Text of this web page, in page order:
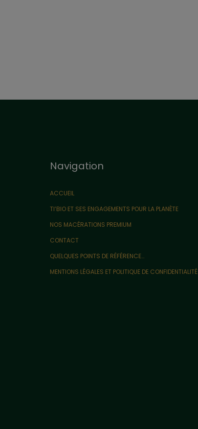
Navigation
ACCUEIL
TI’BIO ET SES ENGAGEMENTS POUR LA PLANÈTE
NOS MACÉRATIONS PREMIUM
CONTACT
QUELQUES POINTS DE RÉFÉRENCE…
MENTIONS LÉGALES ET POLITIQUE DE CONFIDENTIALITÉ